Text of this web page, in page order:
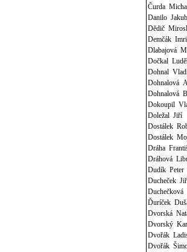
Čurda
Danilo Jakub
Dědič
Demčák
Dlabajová
Dočkal
Dohnal
Dohnalová
Dohnalová
Dokoupil
Doležal Jiří
Dostálek
Dostálek
Dráha
Dráhová
Dudík Peter
Ducheček
Duchečková
Ďuríček
Dvorská
Dvorský
Dvořák
Dvořák